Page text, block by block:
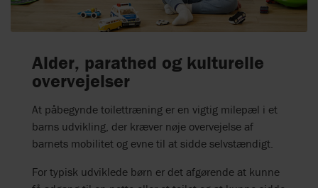
Alder, parathed og kulturelle
overvejelser
At påbegynde toilettræning er en vigtig milepæl i et
barns udvikling, der kræver nøje overvejelse af
barnets mobilitet og evne til at sidde selvstændigt.
For typisk udviklede børn er det afgørende at kunne